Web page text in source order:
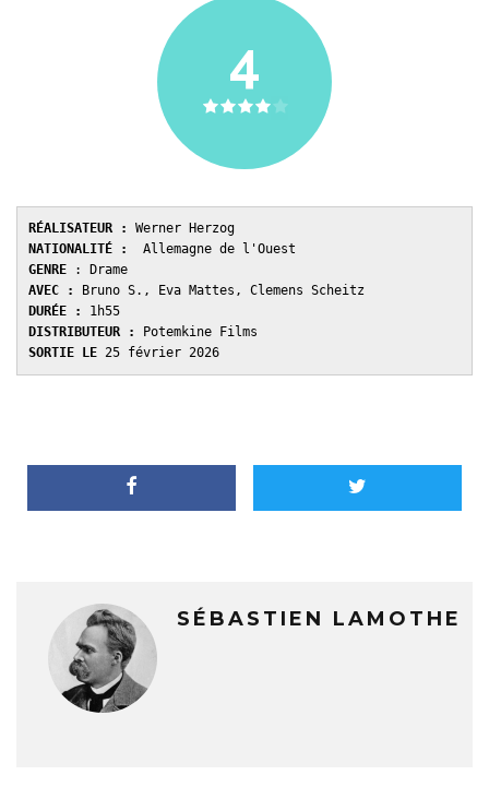
4
RÉALISATEUR :
Werner Herzog
NATIONALITÉ :
  Allemagne de l'Ouest
GENRE
: Drame
AVEC :
Bruno S., Eva Mattes, Clemens Scheitz
DURÉE : 1h55
DISTRIBUTEUR :
Potemkine Films
SORTIE LE 25 février 2026
SÉBASTIEN LAMOTHE